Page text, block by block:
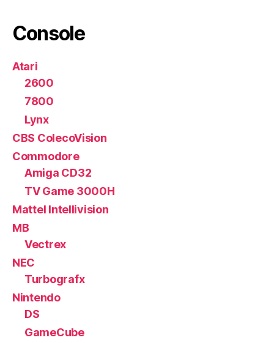
Console
Atari
2600
7800
Lynx
CBS ColecoVision
Commodore
Amiga CD32
TV Game 3000H
Mattel Intellivision
MB
Vectrex
NEC
Turbografx
Nintendo
DS
GameCube